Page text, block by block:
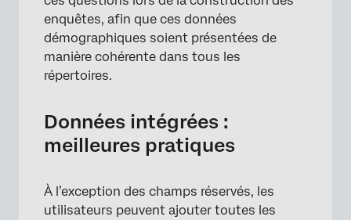
enquêtes, afin que ces données
démographiques soient présentées de
manière cohérente dans tous les
répertoires.
Données intégrées :
meilleures pratiques
À l’exception des champs réservés, les
utilisateurs peuvent ajouter toutes les